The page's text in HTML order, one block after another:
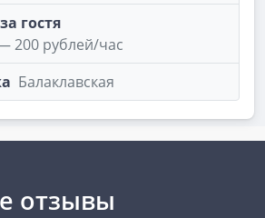
гостя
200 рублей/час
Балаклавская
отзывы